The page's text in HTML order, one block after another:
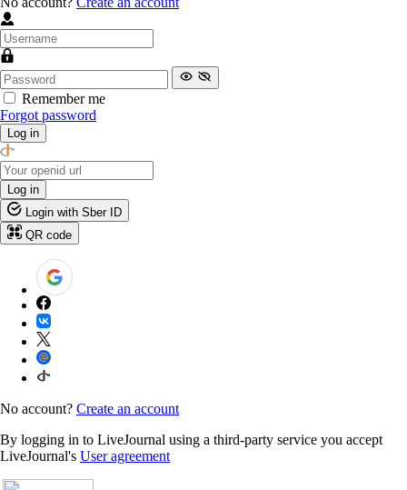
Remember me
Forgot password
Log in
Log in
Login with Sber ID
QR code
No account? Create an account
By logging in to LiveJournal using a third-party service you accept
LiveJournal's User agreement